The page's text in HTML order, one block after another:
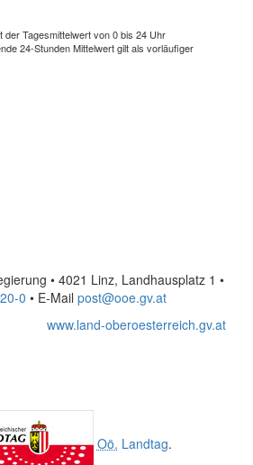
Tagesmittelwert von 0 bis 24 Uhr
24-Stunden Mittelwert gilt als vorläufiger
• 4021 Linz, Landhausplatz 1 •
0 • E-Mail post@ooe.gv.at
www.land-oberoesterreich.gv.at
Oö. Landtag.